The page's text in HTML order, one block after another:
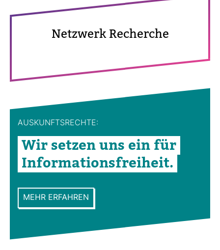
Netz­werk Recherche
AUS­KUNFTS­RECHTE:
Wir setzen uns ein für
Infor­ma­ti­ons­frei­heit.
MEHR ERFAHREN